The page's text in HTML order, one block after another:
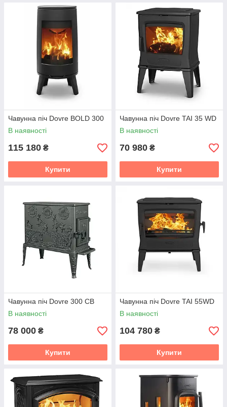
Чавунна піч Dovre BOLD 300
В наявності
115 180 ₴
Купити
Чавунна піч Dovre TAI 35 WD
В наявності
70 980 ₴
Купити
Чавунна піч Dovre 300 CB
В наявності
78 000 ₴
Купити
Чавунна піч Dovre TAI 55WD
В наявності
104 780 ₴
Купити